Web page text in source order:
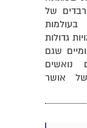
של
בעולמות
גדולות
שגם
נואשים
של אושר